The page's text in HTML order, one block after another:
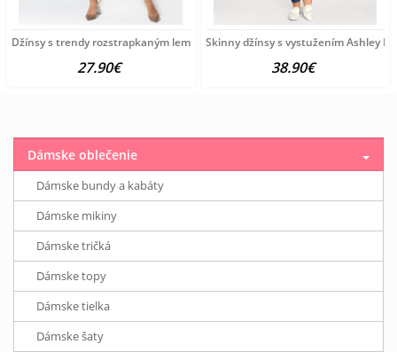
Džínsy s trendy rozstrapkaným lemom HEINE, modrobiele
27.90€
Skinny džínsy s vystužením Ashley
38.90€
Dámske oblečenie
Dámske bundy a kabáty
Dámske mikiny
Dámske tričká
Dámske topy
Dámske tielka
Dámske šaty